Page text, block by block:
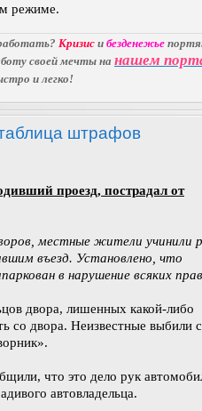
режиме.
Кризис и безденежье
своей мечты на нашем
и легко!
штрафов
проезд, пострадал от
местные жители учинили
въезд. Установлено, что
в нарушение всяких
двора, лишенных какой-либо
со двора. Неизвестные выбили
что это дело рук
автовладельца.